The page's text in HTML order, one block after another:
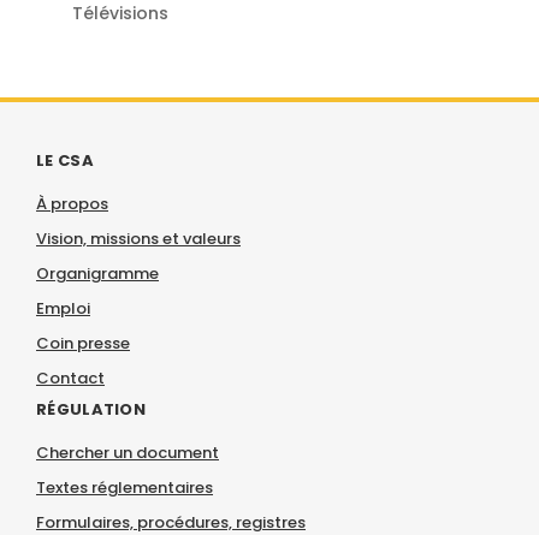
Télévisions
LE CSA
À propos
Vision, missions et valeurs
Organigramme
Emploi
Coin presse
Contact
RÉGULATION
Chercher un document
Textes réglementaires
Formulaires, procédures, registres